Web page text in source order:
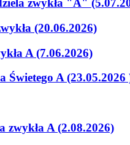
zwykła "A"
(20.06.2026)
A (7.06.2026)
Świetego A (23.05.2026
A (2.08.2026)